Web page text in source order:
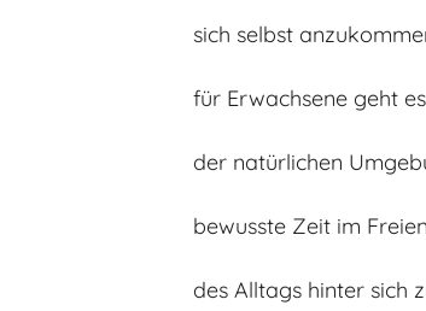
sich selbst
für Erwachsene geht
der natürlichen
bewusste Zeit im
des Alltags hinter sich